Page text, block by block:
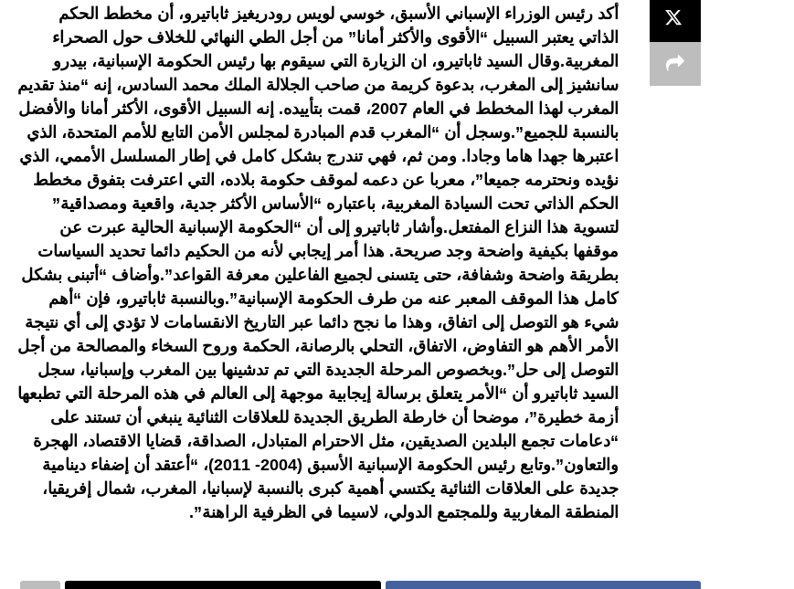
أكد رئيس الوزراء الإسباني الأسبق، خوسي لويس رودريغيز ثاباتيرو، أن مخطط الحكم
الذاتي يعتبر السبيل “الأقوى والأكثر أمانا” من أجل الطي النهائي للخلاف حول الصحراء
المغربية.وقال السيد ثاباتيرو، ان الزيارة التي سيقوم بها رئيس الحكومة الإسبانية، بيدرو
سانشيز إلى المغرب، بدعوة كريمة من صاحب الجلالة الملك محمد السادس، إنه “منذ تقديم
المغرب لهذا المخطط في العام 2007، قمت بتأييده. إنه السبيل الأقوى، الأكثر أمانا والأفضل
بالنسبة للجميع”.وسجل أن “المغرب قدم المبادرة لمجلس الأمن التابع للأمم المتحدة، الذي
اعتبرها جهدا هاما وجادا. ومن ثم، فهي تندرج بشكل كامل في إطار المسلسل الأممي، الذي
نؤيده ونحترمه جميعا”، معربا عن دعمه لموقف حكومة بلاده، التي اعترفت بتفوق مخطط
الحكم الذاتي تحت السيادة المغربية، باعتباره “الأساس الأكثر جدية، واقعية ومصداقية”
لتسوية هذا النزاع المفتعل.وأشار ثاباتيرو إلى أن “الحكومة الإسبانية الحالية عبرت عن
موقفها بكيفية واضحة وجد صريحة. هذا أمر إيجابي لأنه من الحكيم دائما تحديد السياسات
بطريقة واضحة وشفافة، حتى يتسنى لجميع الفاعلين معرفة القواعد”.وأضاف “أتبنى بشكل
كامل هذا الموقف المعبر عنه من طرف الحكومة الإسبانية”.وبالنسبة ثاباتيرو، فإن “أهم
شيء هو التوصل إلى اتفاق، وهذا ما نجح دائما عبر التاريخ الانقسامات لا تؤدي إلى أي نتيجة
الأمر الأهم هو التفاوض، الاتفاق، التحلي بالرصانة، الحكمة وروح السخاء والمصالحة من أجل
التوصل إلى حل”.وبخصوص المرحلة الجديدة التي تم تدشينها بين المغرب وإسبانيا، سجل
السيد ثاباتيرو أن “الأمر يتعلق برسالة إيجابية موجهة إلى العالم في هذه المرحلة التي تطبعها
أزمة خطيرة”، موضحا أن خارطة الطريق الجديدة للعلاقات الثنائية ينبغي أن تستند على
“دعامات تجمع البلدين الصديقين، مثل الاحترام المتبادل، الصداقة، قضايا الاقتصاد، الهجرة
والتعاون”.وتابع رئيس الحكومة الإسبانية الأسبق (2004- 2011)، “أعتقد أن إضفاء دينامية
جديدة على العلاقات الثنائية يكتسي أهمية كبرى بالنسبة لإسبانيا، المغرب، شمال إفريقيا،
المنطقة المغاربية وللمجتمع الدولي، لاسيما في الظرفية الراهنة”.